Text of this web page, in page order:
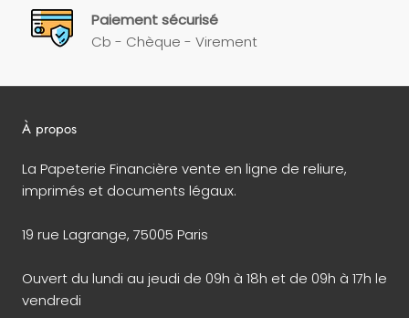
Paiement sécurisé
Cb - Chèque - Virement
À propos
La Papeterie Financière vente en ligne de reliure,
imprimés et documents légaux.
19 rue Lagrange, 75005 Paris
Ouvert du lundi au jeudi de 09h à 18h et de 09h à 17h le
vendredi